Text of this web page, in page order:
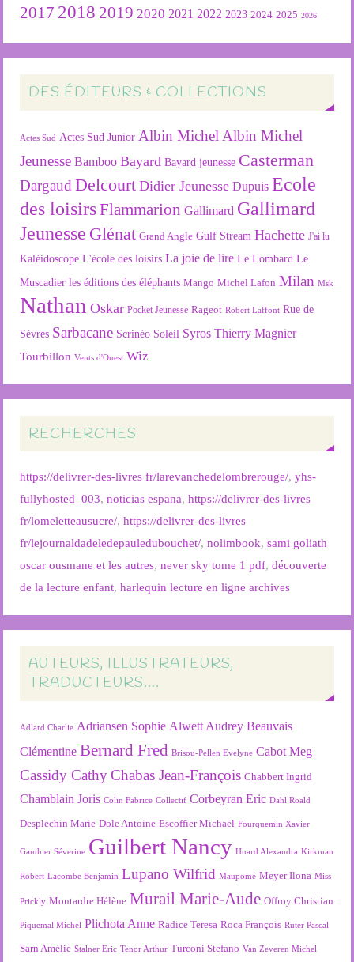
2017 2018 2019 2020 2021 2022 2023 2024 2025 2026
DES ÉDITEURS & COLLECTIONS
Actes Sud Actes Sud Junior Albin Michel Albin Michel
Jeunesse Bamboo Bayard Bayard jeunesse Casterman
Dargaud Delcourt Didier Jeunesse Dupuis Ecole
des loisirsFlammarion Gallimard Gallimard
Jeunesse Glénat Grand Angle Gulf Stream Hachette J'ai lu
Kaléidoscope L'école des loisirs La joie de lire Le Lombard Le
Muscadier les éditions des éléphants Mango Michel Lafon Milan Msk
Nathan Oskar Pocket Jeunesse Rageot Robert Laffont Rue de
Sèvres Sarbacane Scrinéo Soleil Syros Thierry Magnier
Tourbillon Vents d'Ouest Wiz
RECHERCHES
https://delivrer-des-livres fr/larevanchedelombrerouge/,yhs-
fullyhosted_003,noticias espana,https://delivrer-des-livres
fr/lomeletteausucre/,https://delivrer-des-livres
fr/lejournaldadeledepauledubouchet/,nolimbook,sami goliath
oscar ousmane et les autres,never sky tome 1 pdf,découverte
de la lecture enfant,harlequin lecture en ligne archives
AUTEURS, ILLUSTRATEURS,
TRADUCTEURS….
Adlard Charlie Adriansen Sophie Alwett Audrey Beauvais
Clémentine Bernard Fred Brisou-Pellen Evelyne Cabot Meg
Cassidy Cathy Chabas Jean-François Chabbert Ingrid
Chamblain Joris Colin Fabrice Collectif Corbeyran Eric Dahl Roald
Desplechin Marie Dole Antoine Escoffier Michaël Fourquemin Xavier
Gauthier Séverine Guilbert Nancy Huard Alexandra Kirkman
Robert Lacombe Benjamin Lupano Wilfrid Maupomé Meyer Ilona Miss
Prickly Montardre Hélène Murail Marie-Aude Offroy Christian
Piquemal Michel Plichota Anne Radice Teresa Roca François Ruter Pascal
Sarn Amélie Stalner Eric Tenor Arthur Turconi Stefano Van Zeveren Michel